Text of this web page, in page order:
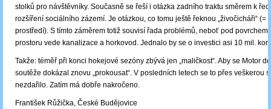
stolků pro návštěvníky. Současně se řeší i otázka zadního traktu směrem k
rozšíření sociálního zázemí. Je otázkou, co tomu ještě řeknou „živočicháři“ (=
prostředí). S tímto záměrem totiž souvisí řada problémů, neboť pod povrchem
prostoru vede kanalizace a horkovod. Jednalo by se o investici asi 10 mil.
Takže: téměř při konci hokejové sezóny zbývá jen „maličkost“. Aby se Motor
soutěže dokázal znovu „prokousat“. V posledních letech se to přes veškerou
nezdařilo. Zatím má dobře nakročeno.
František Růžička, České Budějovice